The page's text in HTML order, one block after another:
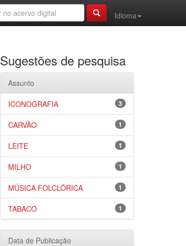
Idioma
Sugestões de pesquisa
Assunto
3
ICONOGRAFIA
1
CARVÃO
1
LEITE
1
MILHO
1
MÚSICA FOLCLÓRICA
1
TABACO
Data de Publicação